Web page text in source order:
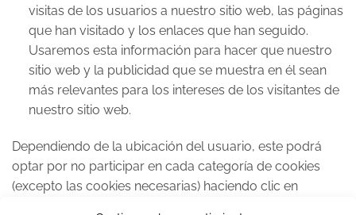
visitas de los usuarios a nuestro sitio web, las páginas
que han visitado y los enlaces que han seguido.
Usaremos esta información para hacer que nuestro
sitio web y la publicidad que se muestra en él sean
más relevantes para los intereses de los visitantes de
nuestro sitio web.
Dependiendo de la ubicación del usuario, este podrá
optar por no participar en cada categoría de cookies
(excepto las cookies necesarias) haciendo clic en